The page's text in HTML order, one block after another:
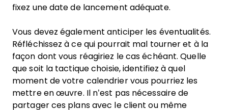
fixez une date de lancement adéquate.
Vous devez également anticiper les éventualités.
Réfléchissez à ce qui pourrait mal tourner et à la
façon dont vous réagiriez le cas échéant. Quelle
que soit la tactique choisie, identifiez à quel
moment de votre calendrier vous pourriez les
mettre en œuvre. Il n’est pas nécessaire de
partager ces plans avec le client ou même